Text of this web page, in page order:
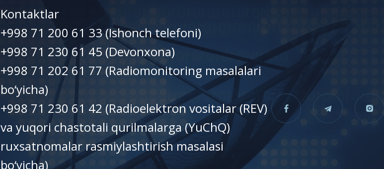
Kontaktlar
+998 71 200 61 33 (Ishonch telefoni)
+998 71 230 61 45 (Devonxonа)
+998 71 202 61 77 (Radiomonitoring masalalari
bo‘yicha)
+998 71 230 61 42 (Radioelektron vositalar (REV)
va yuqori chastotali qurilmalarga (YuChQ)
ruxsatnomalar rasmiylashtirish masalasi
bo‘yicha)